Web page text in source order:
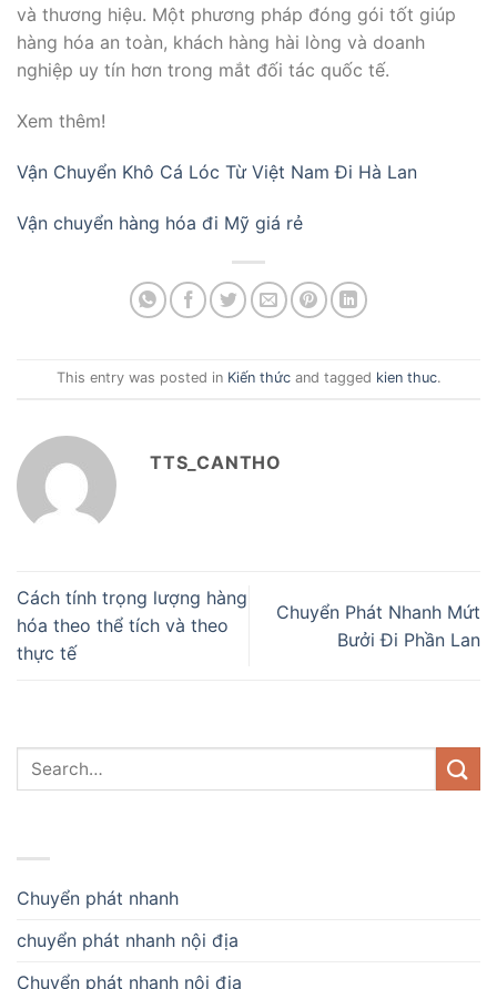
và thương hiệu. Một phương pháp đóng gói tốt giúp
hàng hóa an toàn, khách hàng hài lòng và doanh
nghiệp uy tín hơn trong mắt đối tác quốc tế.
Xem thêm!
Vận Chuyển Khô Cá Lóc Từ Việt Nam Đi Hà Lan
Vận chuyển hàng hóa đi Mỹ giá rẻ
This entry was posted in Kiến thứcand tagged kien thuc.
TTS_CANTHO
Cách tính trọng lượng hàng
hóa theo thể tích và theo
thực tế
Chuyển Phát Nhanh Mứt
Bưởi Đi Phần Lan
Chuyển phát nhanh
chuyển phát nhanh nội địa
Chuyển phát nhanh nội địa